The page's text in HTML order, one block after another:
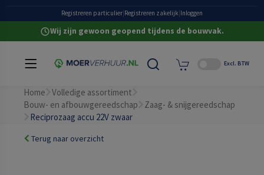
Grote eigen voorraadRegistreren particulier Registreren zakelijk Inloggen
Wij zijn gewoon geopend tijdens de bouwvak.
Excl. BTW
Home
Volledige assortiment
Bouw- en afbouwgereedschap
Zaag- & snijgereedschap
Reciprozaag accu 22V zwaar
Terug naar overzicht